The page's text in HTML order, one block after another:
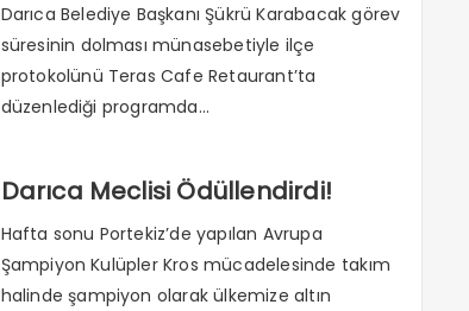
Darıca Belediye Başkanı Şükrü Karabacak görev
süresinin dolması münasebetiyle ilçe
protokolünü Teras Cafe Retaurant’ta
düzenlediği programda...
Darıca Meclisi Ödüllendirdi!
Hafta sonu Portekiz’de yapılan Avrupa
Şampiyon Kulüpler Kros mücadelesinde takım
halinde şampiyon olarak ülkemize altın